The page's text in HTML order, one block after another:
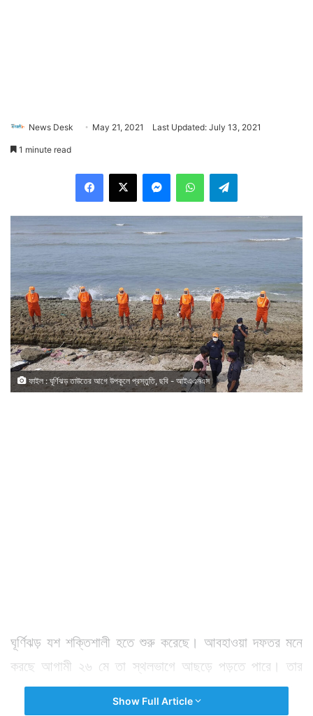
News Desk May 21, 2021 Last Updated: July 13, 2021
1 minute read
ফাইল : ঘূর্ণিঝড় তাউতের আগে উপকূলে প্রস্তুতি, ছবি - আইএএনএস
ঘূর্ণিঝড় যশ শক্তিশালী হতে শুরু করেছে। আবহাওয়া দফতর মনে
করছে আগামী ২৬ মে তা স্থলভাগে আছড়ে পড়তে পারে। তার
আগেই সমুদ্র উত্তাল হওয়ার সম্ভাবনা রয়েছে। সেকথা মাথায়
Show Full Article